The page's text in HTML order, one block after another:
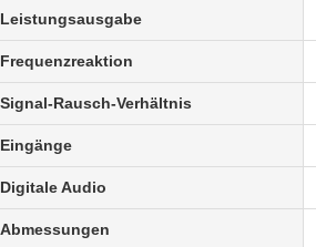
Leistungsausgabe
Frequenzreaktion
Signal-Rausch-Verhältnis
Eingänge
Digitale Audio
Abmessungen